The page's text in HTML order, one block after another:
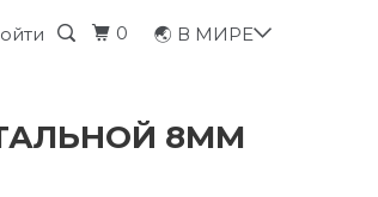
0 🌏 В МИРЕ
8ММ